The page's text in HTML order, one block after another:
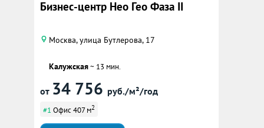
Бизнес-центр Нео Гео Фаза II
Москва, улица Бутлерова, 17
Калужская~ 13 мин.
от 34 756 руб./м²/год
#1 Офис 407 м2